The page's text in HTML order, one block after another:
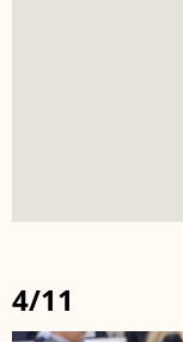
4/11